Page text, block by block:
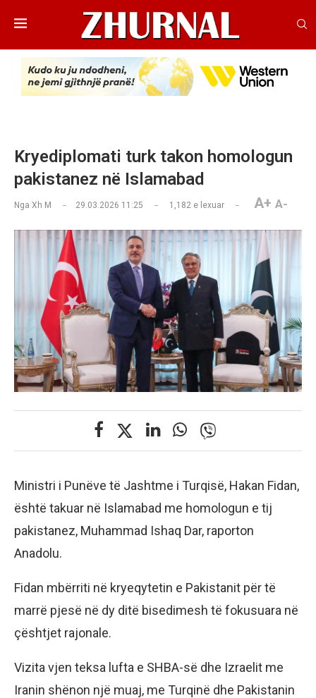
Kryediplomati turk takon homologun
pakistanez në Islamabad
Nga Xh M 29.03.2026 11:25 1,182 e lexuar A+ A-
Ministri i Punëve të Jashtme i Turqisë, Hakan Fidan,
është takuar në Islamabad me homologun e tij
pakistanez, Muhammad Ishaq Dar, raporton
Anadolu.
Fidan mbërriti në kryeqytetin e Pakistanit për të
marrë pjesë në dy ditë bisedimesh të fokusuara në
çështjet rajonale.
Vizita vjen teksa lufta e SHBA-së dhe Izraelit me
Iranin shënon një muaj, me Turqinë dhe Pakistanin